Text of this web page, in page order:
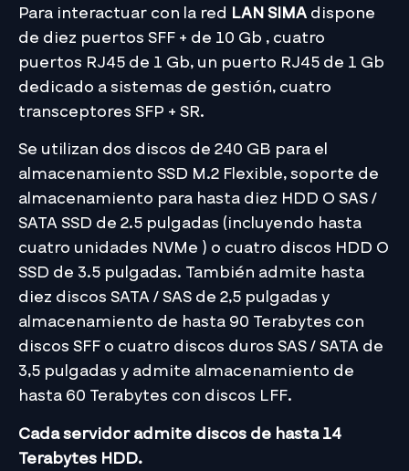
Para interactuar con la red LAN SIMA dispone
de diez puertos SFF + de 10 Gb , cuatro
puertos RJ45 de 1 Gb, un puerto RJ45 de 1 Gb
dedicado a sistemas de gestión, cuatro
transceptores SFP + SR.
Se utilizan dos discos de 240 GB para el
almacenamiento SSD M.2 Flexible, soporte de
almacenamiento para hasta diez HDD O SAS /
SATA SSD de 2.5 pulgadas (incluyendo hasta
cuatro unidades NVMe ) o cuatro discos HDD O
SSD de 3.5 pulgadas. También admite hasta
diez discos SATA / SAS de 2,5 pulgadas y
almacenamiento de hasta 90 Terabytes con
discos SFF o cuatro discos duros SAS / SATA de
3,5 pulgadas y admite almacenamiento de
hasta 60 Terabytes con discos LFF.
Cada servidor admite discos de hasta 14
Terabytes HDD.